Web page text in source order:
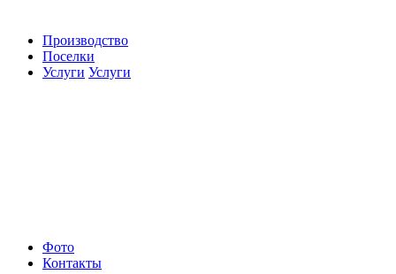
Производство
Поселки
Услуги Услуги
Фото
Контакты